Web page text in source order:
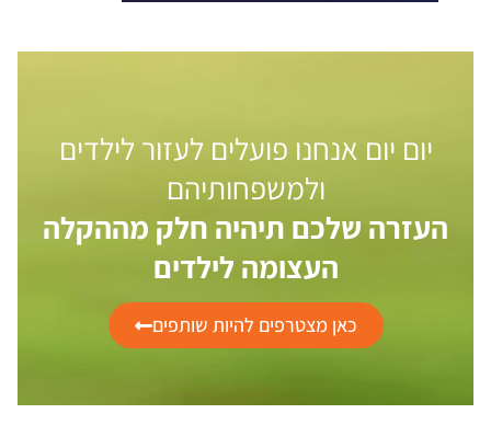
יום יום אנחנו פועלים לעזור לילדים
ולמשפחותיהם
העזרה שלכם תיהיה חלק מההקלה
העצומה לילדים
כאן מצטרפים להיות שותפים